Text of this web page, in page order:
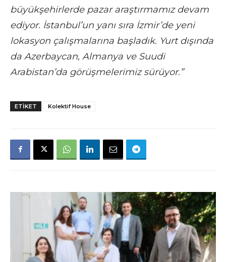
büyükşehirlerde pazar araştırmamız devam
ediyor. İstanbul’un yanı sıra İzmir’de yeni
lokasyon çalışmalarına başladık. Yurt dışında
da Azerbaycan, Almanya ve Suudi
Arabistan’da görüşmelerimiz sürüyor.”
ETIKET Kolektif House